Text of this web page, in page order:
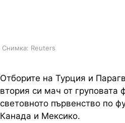
Снимка: Reuters
Отборите на Турция и
втория си мач от груповата
световното първенство по
Канада и Мексико.